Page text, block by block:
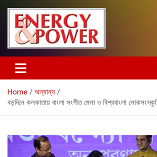
রঙ বেরঙ
Home
অন্যান্য
বড়দিনে কলকাতায় বাংলা সংগীত মেলা ও বিশ্ববাংলা